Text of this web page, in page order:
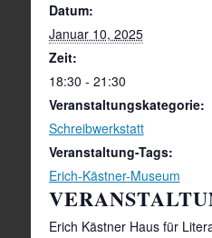
Datum:
Januar 10, 2025
Zeit:
18:30 - 21:30
Veranstaltungskategorie:
Schreibwerkstatt
Veranstaltung-Tags:
Erich-Kästner-Museum
Erich Kästner Haus für